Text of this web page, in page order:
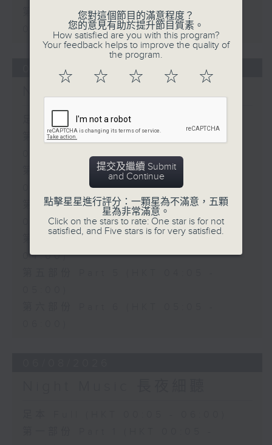
第一部份 Part 1 (HKT 00:05 -
01:00)
07/08/2026
足本 Full (HKT 00:05 - 06:00)
第一部份 Part 1 (HKT 00:05 -
第二部份 Part 2 (HKT 01:05 -
第三部份 Part 3 (HKT 02:05 -
03:00)
第四部份 Part 4 (HKT 03:05 -
04:00)
您對這個節目的滿意程度？
您的意見有助於提升節目質素。
How satisfied are you with this program?
Your feedback helps to improve the quality of
the program.
☆ ☆ ☆ ☆ ☆
提交及繼續 Submit
and Continue
點擊星星進行評分：一顆星為不滿意，五顆
星為非常滿意。
Click on the stars to rate: One star is for not
satisfied, and Five stars is for very satisfied.